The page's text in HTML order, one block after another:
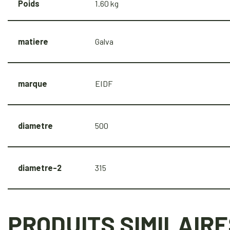
Poids 1.60 kg
matiere Galva
marque EIDF
diametre 500
diametre-2 315
PRODUITS